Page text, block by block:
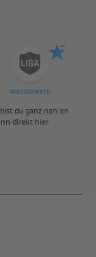
Wettbewerb
du ganz nah an
direkt hier